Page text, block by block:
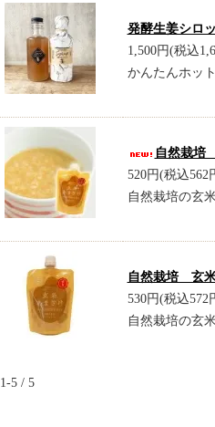
発酵生姜シロ
1,500円(税込
かんたんホッ
自然栽
520円(税込562
自然栽培の玄
自然栽培 玄
530円(税込572
自然栽培の玄
1-5 / 5